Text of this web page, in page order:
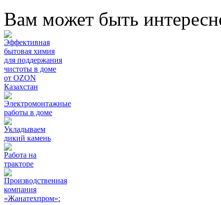
Вам может быть
Эффективная
бытовая химия
для поддержания
чистоты в доме
от OZON
Казахстан
Электромонтажные
работы в доме
Укладываем
дикий камень
Работа на
тракторе
Производственная
компания
«Жанатехпром»: